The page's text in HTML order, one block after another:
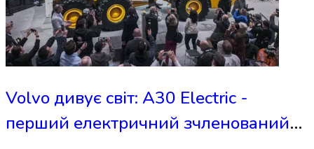
Volvo дивує світ: A30 Electric -
перший електричний зчленований